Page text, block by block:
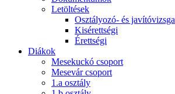
Letöltések
Osztályozó- és javítóvizsga
Kisérettségi
Érettségi
Diákok
Mesekuckó csoport
Mesevár csoport
1.a osztály